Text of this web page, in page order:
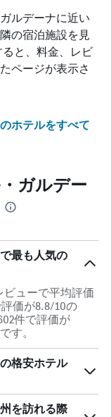
ルデーナに近い
の宿泊施設を見
と、料金、レビ
ページが表示さ
ホテルをすべて
ガルデー
最も人気の
ビューで平均評価
価が8.8/10の
件で評価が
す。
格安ホテル
を訪れる際